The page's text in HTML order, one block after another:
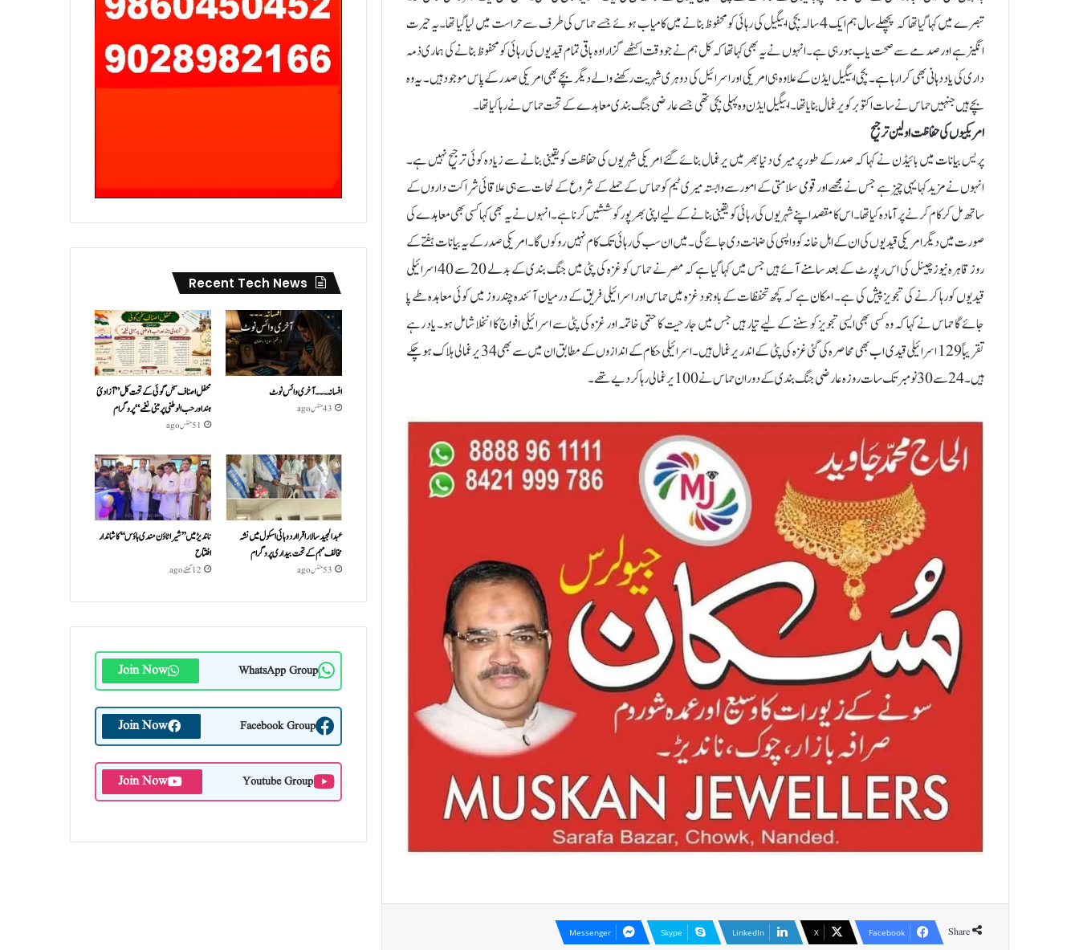
تبصرے میں کہا گیا تھا کہ پچھلے سال ہم ایک 4 سالہ بچی ابیگیل کی رہائی کو محفوظ بنانے میں کامیاب ہوئے جسے حماس کی طرف سے حراست میں لیا گیا تھا۔ یہ حیرت
انگیز ہے اور صدمے سے صحت یاب ہو رہی ہے۔ انہوں نے یہ بھی کہا تھا کہ کل ہم نے جو وقت اکٹھے گزارا وہ باقی تمام قیدیوں کی رہائی کو محفوظ بنانے کی ہماری ذمہ
داری کی یاد دہانی بھی کرا رہا ہے۔ بچی ابیگیل ایڈن کے علاوہ ہی امریکی اور اسرائیل کی دوہری شہریت رکھنے والے دیگر بچے بھی امریکی صدر کے پاس موجود ہیں۔ یہ وہ
بچے ہیں جنہیں حماس نے سات اکتوبر کو یرغمال بنایا تھا۔ ابیگیل ایڈن وہ پہلی بچی تھی جسے عارضی جنگ بندی معاہدے کے تحت حماس نے رہا کیا تھا۔
امریکیوں کی حفاظت اولین ترجیح
پریس بیانات میں بائیڈن نے کہا کہ صدر کے طور پر میری دنیا بھر میں یرغمال بنائے گئے امریکی شہریوں کی حفاظت کو یقینی بنانے سے زیادہ کوئی ترجیح نہیں ہے۔
انہوں نے مزید کہا یہی چیز ہے جس نے مجھے اور قومی سلامتی کے امور سے وابستہ میری ٹیم کو حماس کے حملے کے شروع کے لمحات سے ہی علاقائی شراکت داروں کے
ساتھ مل کر کام کرنے پر آمادہ کیا تھا۔ اس کا مقصد اپنے شہریوں کی رہائی کو یقینی بنانے کے لیے اپنی بھرپور کوششیں کرنا ہے۔ انہوں نے یہ بھی کہا کسی بھی معاہدے کی
صورت میں دیگر امریکی قیدیوں کی ان کے اہل خانہ کو واپسی کی ضمانت دی جائے گی۔ میں ان سب کی رہائی تک کام نہیں روکوں گا۔ امریکی صدر کے یہ بیانات ہفتے کے
روز قاہرہ نیوز چینل کی اس رپورٹ کے بعد سامنے آئے ہیں جس میں کہا گیا ہے کہ مصر نے حماس کو غزہ کی پٹی میں جنگ بندی کے بدلے 20 سے 40 اسرائیلی
قیدیوں کو رہا کرنے کی تجویز پیش کی ہے۔ امکان ہے کہ کچھ تحفظات کے باوجود غزہ میں حماس اور اسرائیلی فریق کے درمیان آئندہ چند روز میں کوئی معاہدہ طے پا
جائے گا حماس نے کہا کہ وہ کسی بھی ایسی تجویز کو سننے کے لیے تیار ہیں جس میں جارحیت کا حتمی خاتمہ اور غزہ کی پٹی سے اسرائیلی افواج کا انخلا شامل ہو۔ یاد رہے
تقریباً 129 اسرائیلی قیدی اب بھی محاصرہ کی گئی غزہ کی پٹی کے اندر یرغمال ہیں۔ اسرائیلی حکام کے اندازوں کے مطابق ان میں سے بھی 34 یرغمالی ہلاک ہو چکے
ہیں۔ 24 سے 30 نومبر تک سات روزہ عارضی جنگ بندی کے دوران حماس نے 100 یرغمالی رہا کردیے تھے۔
Share
Facebook
X
LinkedIn
Skype
Messenger
Recent Tech News
افسانہ۔۔۔آخری وائس نوٹ
43 منٹس ago
محفل اصناف سخن گوئی کے تحت کل ”آزادئ
ہند اور حب الوطنی پر مبنی نغمے“پروگرام
51 منٹس ago
عبدالمجید سالار اقرا اردو ہائی اسکول میں نشہ
مخالف مہم کے تحت بیداری پروگرام
53 منٹس ago
ناندیڑ میں ’’شیرا ٹاؤن مندی ہاؤس‘‘ کا شاندار
افتتاح
12 گھنٹے ago
WhatsApp Group
Join Now
Facebook Group
Join Now
Youtube Group
Join Now